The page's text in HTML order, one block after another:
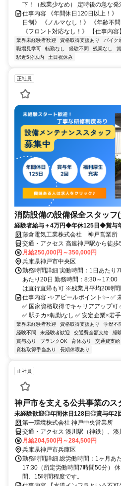
下！（残業少なめ） 定時後の急な発
仕事内容 《年間休日120日以上！》
日制》 《ノルマなし！》 《年齢不
《フロント対応なし！》 【仕事内
業界未経験者歓迎 資格取得支援あり バイク
職場見学可
転勤なし 経験不問 残業なし
駅近5分以内
土日祝休み
正社員
消防設備の設備保全スタッフ
経験者給与＋4万円◆年休125日◆賞
藤倉電気工業株式会社 神戸営業所
交通・アクセス 高速神戸駅から徒歩
月給250,000円～350,000円
兵庫県神戸市中央区
勤務時間詳細 実働時間：1日あたり
あたり20日 勤務時間：8:30～17:00
は直行直帰も可 ※残業月平均20時間
仕事内容 -✨アピールポイント✨- ✅
✅ 国家資格取得でキャリアアップ可
✅ 駅チカ×転勤なし ✅ 安定企業×若
業界未経験者歓迎 資格取得支援あり 学歴不
経験不問
未経験者歓迎 交通費全額支給 経
賞与あり
ブランクOK 育休あり 交通費支給
資格取得手当あり
長期休暇あり
正社員
神戸市を支える公共事業のス
未経験歓迎◎年間休日128日◎賞与年2
第一環境株式会社 神戸中央営業所
交通・アクセス 湊川駅（神鉄）、
（神戸高速線）
月給204,500円～284,500円
兵庫県神戸市兵庫区
勤務時間詳細 総労働時間：1ヶ月あ
17:30（所定労働時間7時間50分）
間、15時間程度です。